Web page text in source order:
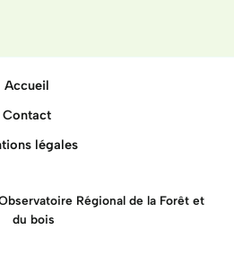
Accueil
Contact
légales
Régional de la Forêt et
du bois